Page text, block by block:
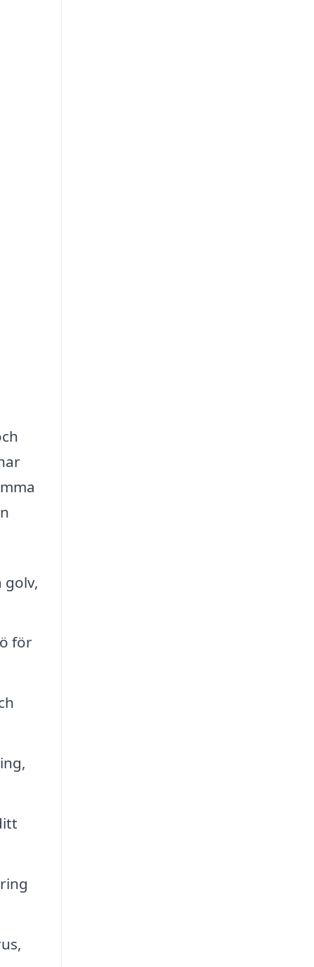
golv,
för